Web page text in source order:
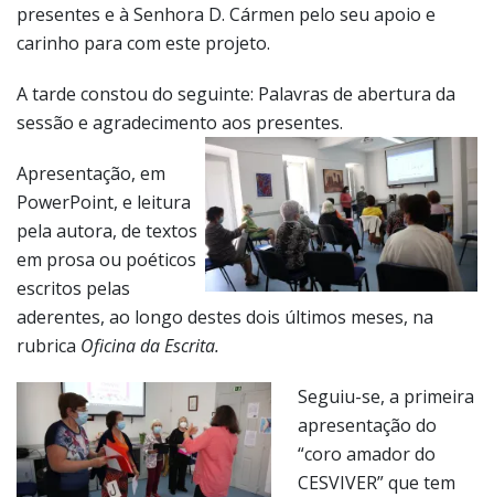
presentes e à Senhora D. Cármen pelo seu apoio e
carinho para com este projeto.
A tarde constou do seguinte: Palavras de abertura da
sessão e agradecimento aos presentes.
Apresentação, em
PowerPoint, e leitura
pela autora, de textos
em prosa ou poéticos
escritos pelas
aderentes, ao longo destes dois últimos meses, na
rubrica Oficina da Escrita.
Seguiu-se, a primeira
apresentação do
“coro amador do
CESVIVER” que tem